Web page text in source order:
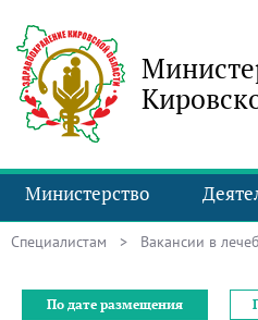
Министерство
Специалистам > Вакансии в
По дате размещения